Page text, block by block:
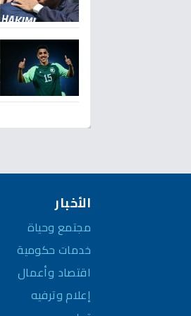
الأخبار
مجتمع وحياة
خدمات حكومية
اقتصاد وأعمال
إعلام وترفيه